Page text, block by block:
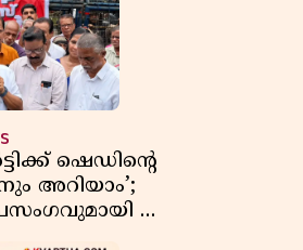
ഷെഡിൻ്റെ
അറിയാം’;
കെ